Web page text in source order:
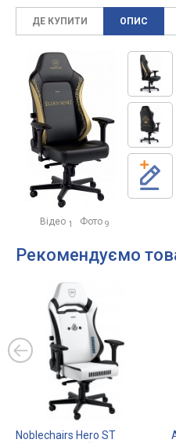
ДЕ КУПИТИ ОПИС
Відео 1 Фото 9
Рекомендуємо
Noblechairs Hero ST